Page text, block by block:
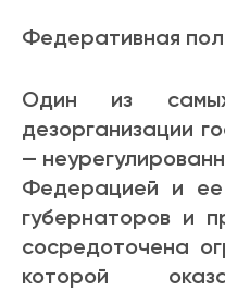
Федеративная
Один из
дезорганизации
—
Федерацией и
губернаторов и
сосредоточена
которой